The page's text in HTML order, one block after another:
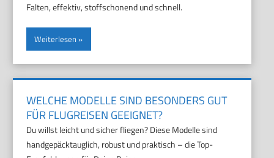
Falten, effektiv, stoffschonend und schnell.
Weiterlesen
WELCHE MODELLE SIND BESONDERS GUT
FÜR FLUGREISEN GEEIGNET?
Du willst leicht und sicher fliegen? Diese Modelle sind
handgepäcktauglich, robust und praktisch – die Top-